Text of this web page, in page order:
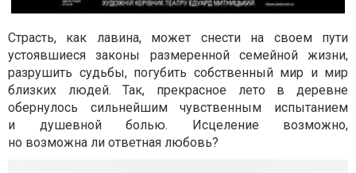
Страсть, как лавина, может снести на своем пути
устоявшиеся законы размеренной семейной жизни,
разрушить судьбы, погубить собственный мир и мир
близких людей. Так, прекрасное лето в деревне
обернулось сильнейшим чувственным испытанием
и душевной болью. Исцеление возможно,
но возможна ли ответная любовь?